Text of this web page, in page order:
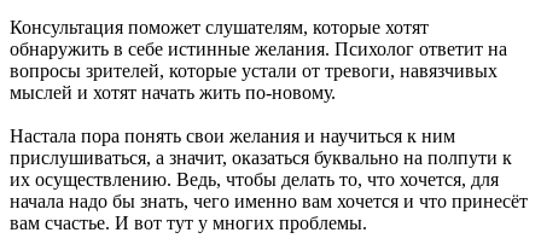
Консультация поможет слушателям, которые хотят
обнаружить в себе истинные желания. Психолог ответит на
вопросы зрителей, которые устали от тревоги, навязчивых
мыслей и хотят начать жить по-новому.
Настала пора понять свои желания и научиться к ним
прислушиваться, а значит, оказаться буквально на полпути к
их осуществлению. Ведь, чтобы делать то, что хочется, для
начала надо бы знать, чего именно вам хочется и что принесёт
вам счастье. И вот тут у многих проблемы.